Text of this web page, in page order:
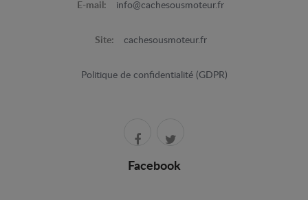
E-mail: info@cachesousmoteur.fr
Site: cachesousmoteur.fr
Politique de confidentialité (GDPR)
Facebook